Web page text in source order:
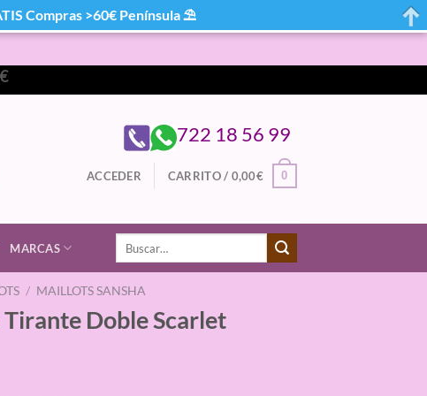
722 18 56 99
ACCEDER CARRITO / 0,00€ 0
MARCAS
Buscar
/ MAILLOTS SANSHA
Doble Scarlet
Compras >60€ Península ⛱